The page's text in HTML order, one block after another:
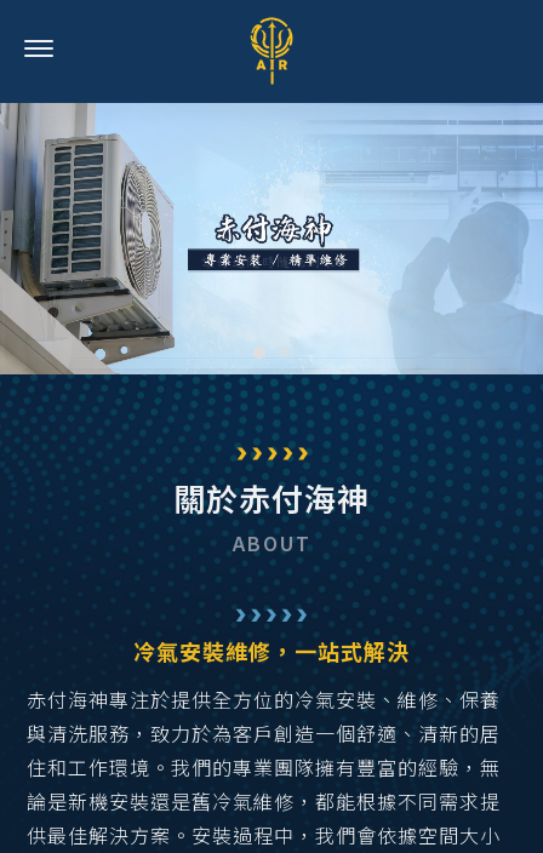
冷氣安裝
台北冷氣安裝
北投冷氣安裝
關於赤付海神
ABOUT
冷氣安裝維修，一站式解決
赤付海神專注於提供全方位的冷氣安裝、維修、保養
與清洗服務，致力於為客戶創造一個舒適、清新的居
住和工作環境。我們的專業團隊擁有豐富的經驗，無
論是新機安裝還是舊冷氣維修，都能根據不同需求提
供最佳解決方案。安裝過程中，我們會依據空間大小